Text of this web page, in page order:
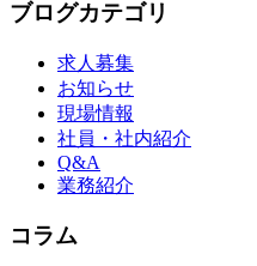
ブログカテゴリ
求人募集
お知らせ
現場情報
社員・社内紹介
Q&A
業務紹介
コラム